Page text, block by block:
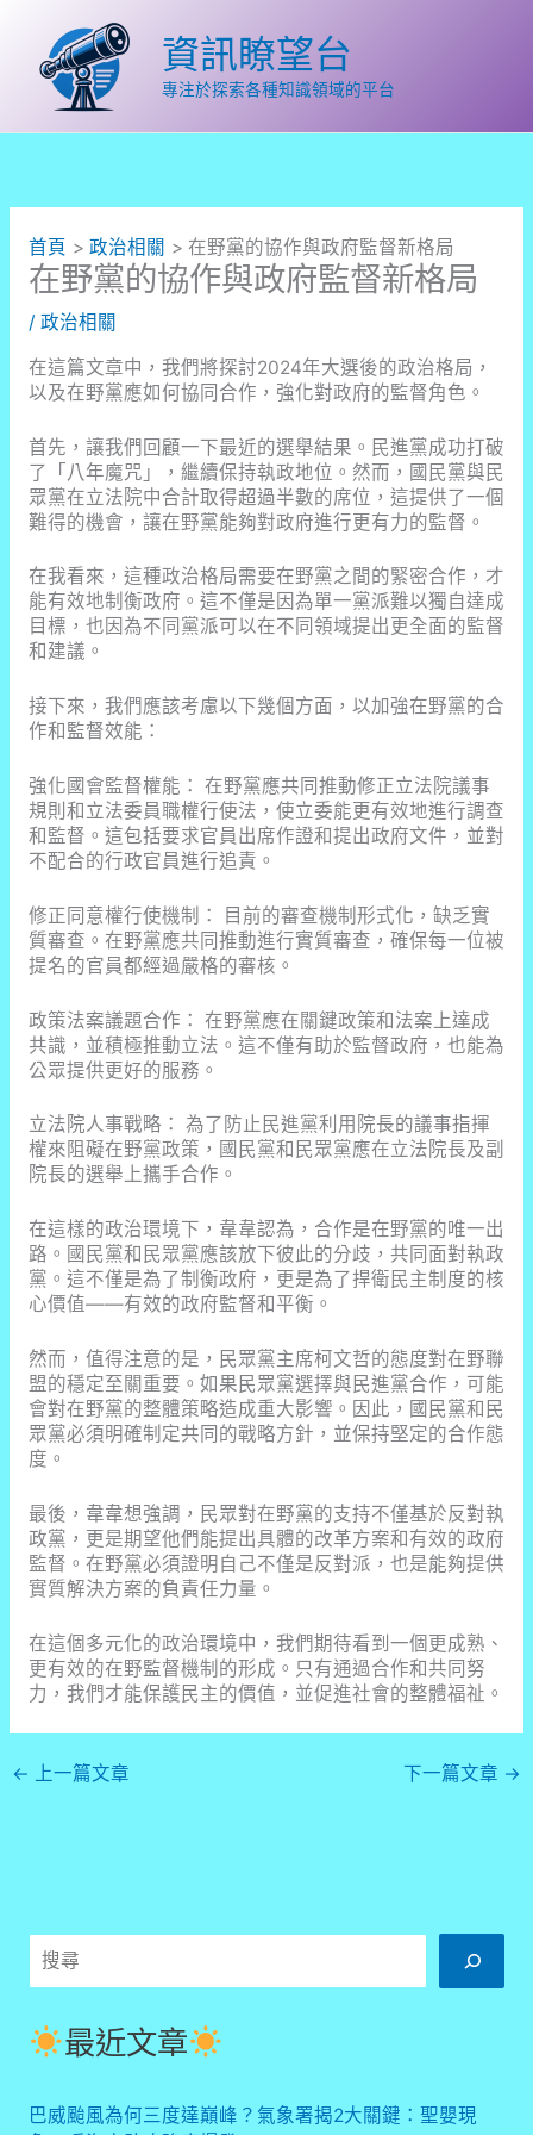
容
資訊瞭望台
專注於探索各種知識領域的平台
首頁 政治相關 在野黨的協作與政府監督新格局
在野黨的協作與政府監督新格局
/ 政治相關
在這篇文章中，我們將探討2024年大選後的政治格局，
以及在野黨應如何協同合作，強化對政府的監督角色。
首先，讓我們回顧一下最近的選舉結果。民進黨成功打破
了「八年魔咒」，繼續保持執政地位。然而，國民黨與民
眾黨在立法院中合計取得超過半數的席位，這提供了一個
難得的機會，讓在野黨能夠對政府進行更有力的監督。
在我看來，這種政治格局需要在野黨之間的緊密合作，才
能有效地制衡政府。這不僅是因為單一黨派難以獨自達成
目標，也因為不同黨派可以在不同領域提出更全面的監督
和建議。
接下來，我們應該考慮以下幾個方面，以加強在野黨的合
作和監督效能：
強化國會監督權能： 在野黨應共同推動修正立法院議事
規則和立法委員職權行使法，使立委能更有效地進行調查
和監督。這包括要求官員出席作證和提出政府文件，並對
不配合的行政官員進行追責。
修正同意權行使機制： 目前的審查機制形式化，缺乏實
質審查。在野黨應共同推動進行實質審查，確保每一位被
提名的官員都經過嚴格的審核。
政策法案議題合作： 在野黨應在關鍵政策和法案上達成
共識，並積極推動立法。這不僅有助於監督政府，也能為
公眾提供更好的服務。
立法院人事戰略： 為了防止民進黨利用院長的議事指揮
權來阻礙在野黨政策，國民黨和民眾黨應在立法院長及副
院長的選舉上攜手合作。
在這樣的政治環境下，韋韋認為，合作是在野黨的唯一出
路。國民黨和民眾黨應該放下彼此的分歧，共同面對執政
黨。這不僅是為了制衡政府，更是為了捍衛民主制度的核
心價值——有效的政府監督和平衡。
然而，值得注意的是，民眾黨主席柯文哲的態度對在野聯
盟的穩定至關重要。如果民眾黨選擇與民進黨合作，可能
會對在野黨的整體策略造成重大影響。因此，國民黨和民
眾黨必須明確制定共同的戰略方針，並保持堅定的合作態
度。
最後，韋韋想強調，民眾對在野黨的支持不僅基於反對執
政黨，更是期望他們能提出具體的改革方案和有效的政府
監督。在野黨必須證明自己不僅是反對派，也是能夠提供
實質解決方案的負責任力量。
在這個多元化的政治環境中，我們期待看到一個更成熟、
更有效的在野監督機制的形成。只有通過合作和共同努
力，我們才能保護民主的價值，並促進社會的整體福祉。
← 上一篇文章 下一篇文章 →
搜
尋
最近文章
巴威颱風為何三度達巔峰？氣象署揭2大關鍵：聖嬰現